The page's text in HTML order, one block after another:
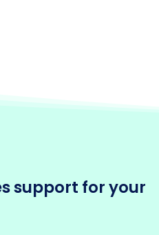
support for your